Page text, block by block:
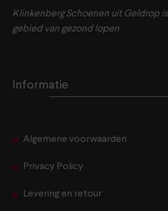
Klinkenberg Schoenen uit Geldrop
gebied van gezond lopen
Informatie
Algemene voorwaarden
Privacy Policy
Levering en retour